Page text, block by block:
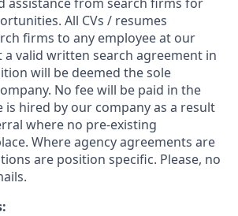
All CVs / resumes
firms to any employee at our
valid written search agreement in
will be deemed the sole
No fee will be paid in the
is hired by our company as a result
where no pre-existing
Where agency agreements are
are position specific. Please, no